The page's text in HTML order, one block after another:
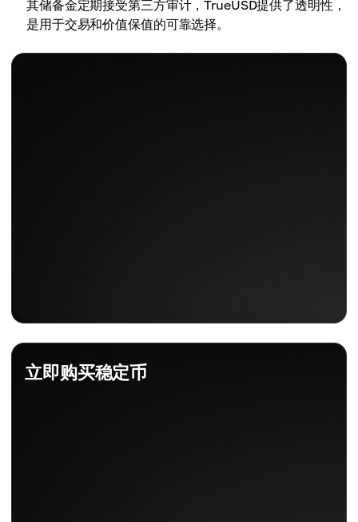
其储备金定期接受第三方审计，TrueUSD提供了透明性，
是用于交易和价值保值的可靠选择。
立即购买稳定币